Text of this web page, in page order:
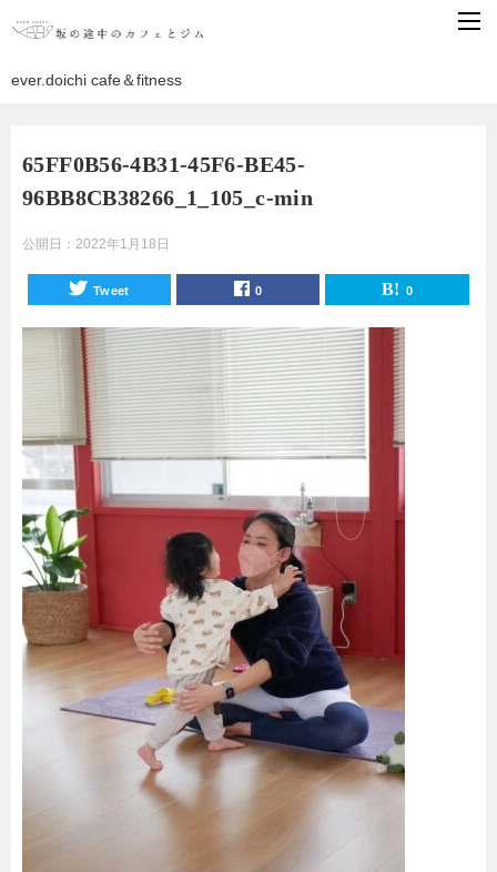
ever.doichi cafe＆fitness
65FF0B56-4B31-45F6-BE45-
96BB8CB38266_1_105_c-min
公開日： 2022年1月18日
Tweet 0 0